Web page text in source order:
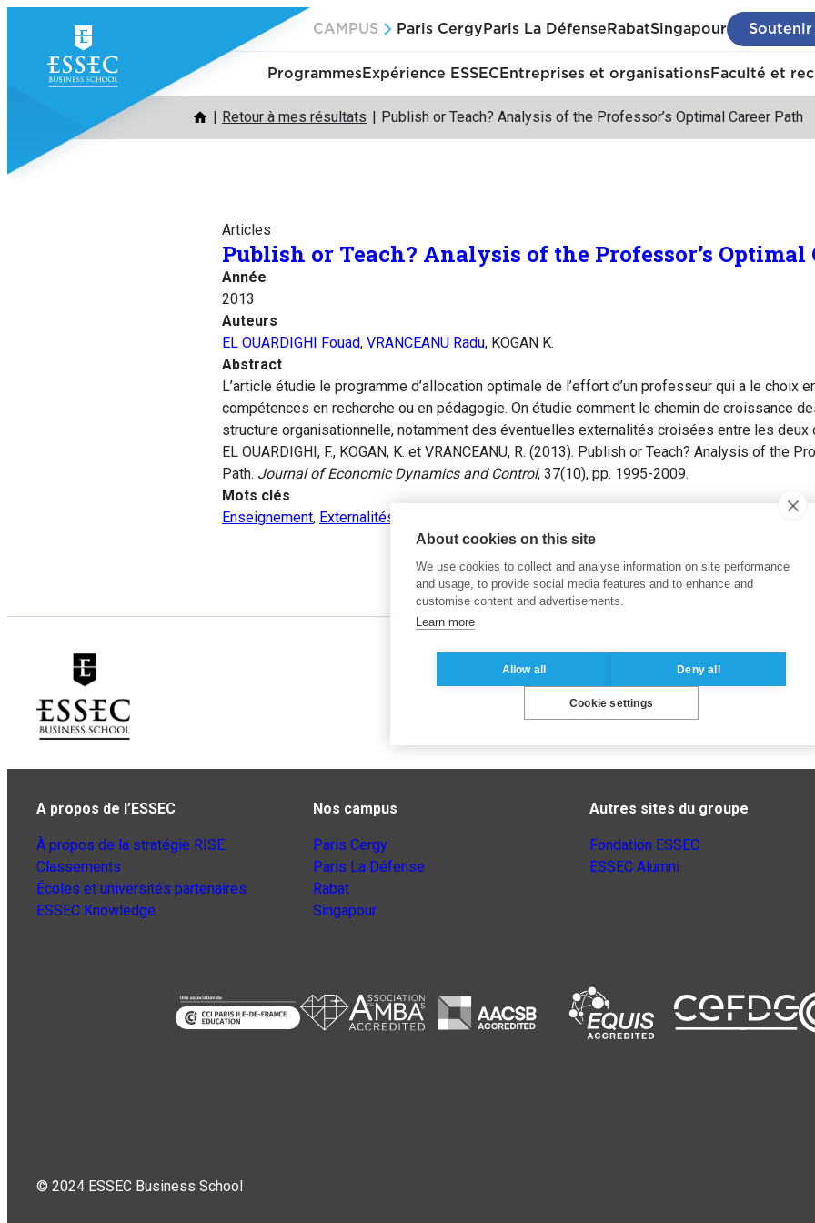
contenu
CAMPUS Paris Cergy Paris La Défense RabatSingapour Soutenir
ProgrammesExpérience ESSEC Entreprises et organisationsFaculté et
Retour à mes résultats Publish or Teach? Analysis of the Professor’s Optimal Career Path
Articles
Publish or Teach? Analysis of the Professor’s Optimal
Année
2013
Auteurs
EL OUARDIGHI Fouad, VRANCEANU Radu, KOGAN K.
Abstract
L’article étudie le programme d’allocation optimale de l’effort d’un professeur qui a le choix
compétences en recherche ou en pédagogie. On étudie comment le chemin de croissance
structure organisationnelle, notamment des éventuelles externalités croisées entre les deux
EL OUARDIGHI, F., KOGAN, K. et VRANCEANU, R. (2013). Publish or Teach? Analysis of the
Path. Journal of Economic Dynamics and Control, 37(10), pp. 1995-2009.
Mots clés
Enseignement, Externalités de compétence Recherche
A propos de l’ESSEC
À propos de la stratégie RISE
Classements
Écoles et universités partenaires
ESSEC Knowledge
Nos campus
Paris Cergy
Paris La Défense
Rabat
Singapour
Autres sites du groupe
Fondation ESSEC
ESSEC Alumni
© 2024 ESSEC Business School
About cookies on this site
We use cookies to collect and analyse information on site performance
and usage, to provide social media features and to enhance and
customise content and advertisements.
Learn more
Allow all Deny all
Cookie settings